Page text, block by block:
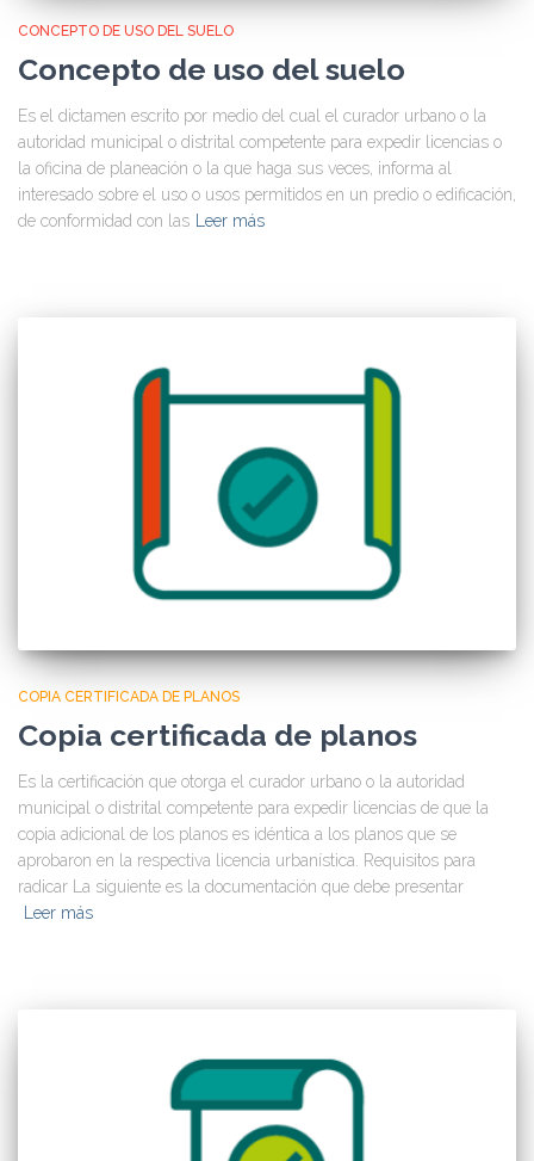
CONCEPTO DE USO DEL SUELO
Concepto de uso del suelo
Es el dictamen escrito por medio del cual el curador urbano o la
autoridad municipal o distrital competente para expedir licencias o
la oficina de planeación o la que haga sus veces, informa al
interesado sobre el uso o usos permitidos en un predio o edificación,
de conformidad con las
Leer más
COPIA CERTIFICADA DE PLANOS
Copia certificada de planos
Es la certificación que otorga el curador urbano o la autoridad
municipal o distrital competente para expedir licencias de que la
copia adicional de los planos es idéntica a los planos que se
aprobaron en la respectiva licencia urbanística. Requisitos para
radicar La siguiente es la documentación que debe presentar
Leer más